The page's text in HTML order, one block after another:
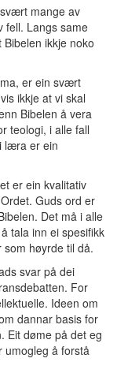
mange av
fell. Langs same
ikkje noko
er ein svært
ikkje at vi skal
Bibelen å vera
teologi, i alle fall
læra er ein
er ein kvalitativ
Guds ord er
Det må i alle
tala inn ei spesifikk
høyrde til då.
svar på dei
For
Ideen om
dannar basis for
Eit døme på det eg
umogleg å forstå